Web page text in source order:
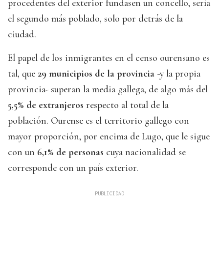
procedentes del exterior fundasen un concello, sería
el segundo más poblado, solo por detrás de la
ciudad.
El papel de los inmigrantes en el censo ourensano es
tal, que 29 municipios de la provincia -y la propia
provincia- superan la media gallega, de algo más del
5,5% de extranjeros respecto al total de la
población. Ourense es el territorio gallego con
mayor proporción, por encima de Lugo, que le sigue
con un 6,1% de personas cuya nacionalidad se
corresponde con un país exterior.